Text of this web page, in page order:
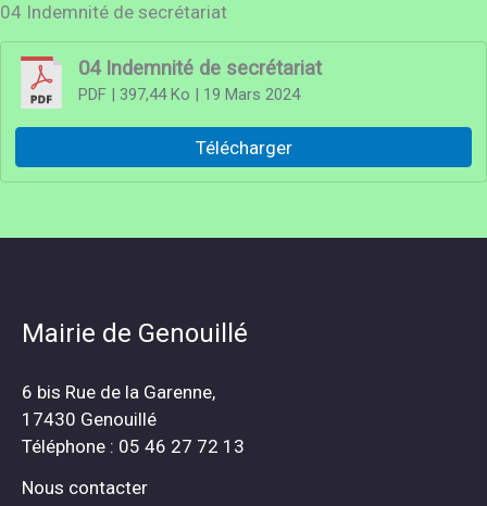
04 Indemnité de secrétariat
04 Indemnité de secrétariat
PDF| 397,44 Ko | 19 Mars 2024
Télécharger
Mairie de Genouillé
6 bis Rue de la Garenne,
17430 Genouillé
Téléphone : 05 46 27 72 13
Nous contacter